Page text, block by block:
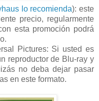
lo recomienda): este
precio, regularmente
esta promoción podrá
Pictures: Si usted es
reproductor de Blu-ray y
no deba dejar pasar
en este formato.